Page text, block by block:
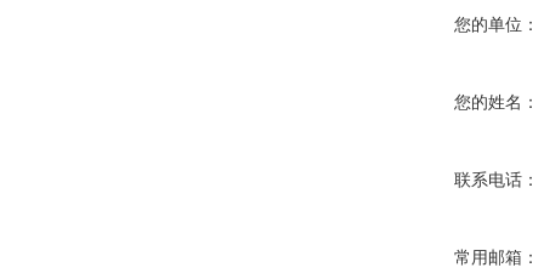
您的单位：
您的姓名：
联系电话：
常用邮箱：